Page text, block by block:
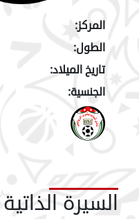
المركز:
الطول:
تاريخ الميلاد:
الجنسية:
السيرة الذاتية